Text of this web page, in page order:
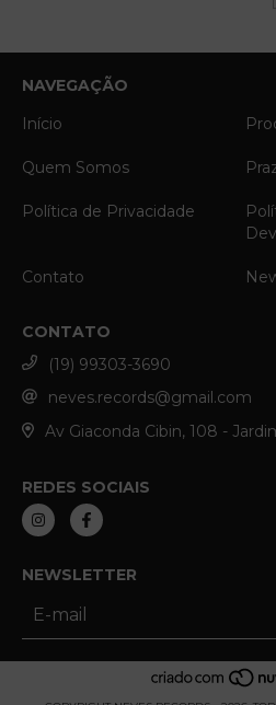
NAVEGAÇÃO
Início
Quem Somos
Política de Privacidade
Contato
CONTATO
(19) 99303-3690
neves.records@gmail.com
Av Giaconda Cibin, 108 -
REDES SOCIAIS
NEWSLETTER